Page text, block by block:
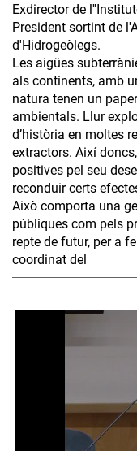
Exdirector de
President sortint de
d'Hidrogeòlegs.
Les aigües
als continents, amb
natura tenen un
ambientals. Llur
d’història en moltes
extractors. Així
positives pel seu
reconduir certs
Això comporta una
públiques com pels
repte de futur, per a
coordinat del